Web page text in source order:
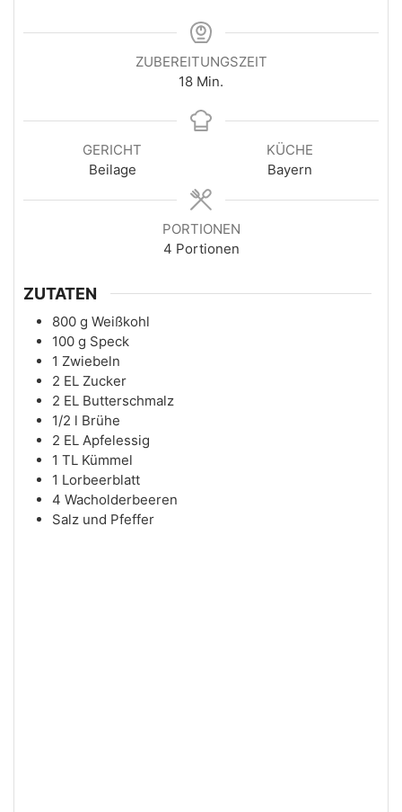
ZUBEREITUNGSZEIT
18 Min.
GERICHT
Beilage
KÜCHE
Bayern
PORTIONEN
4 Portionen
ZUTATEN
800 g Weißkohl
100 g Speck
1 Zwiebeln
2 EL Zucker
2 EL Butterschmalz
1/2 l Brühe
2 EL Apfelessig
1 TL Kümmel
1 Lorbeerblatt
4 Wacholderbeeren
Salz und Pfeffer